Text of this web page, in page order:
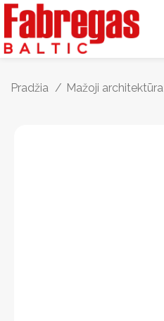
Pradžia Mažoji architektūra